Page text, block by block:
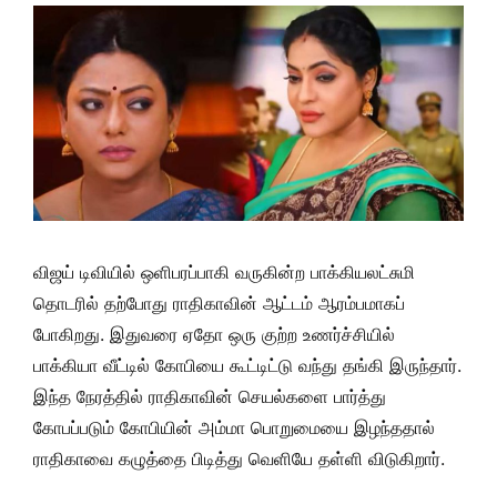
விஜய் டிவியில் ஒளிபரப்பாகி வருகின்ற பாக்கியலட்சுமி
தொடரில் தற்போது ராதிகாவின் ஆட்டம் ஆரம்பமாகப்
போகிறது. இதுவரை ஏதோ ஒரு குற்ற உணர்ச்சியில்
பாக்கியா வீட்டில் கோபியை கூட்டிட்டு வந்து தங்கி இருந்தார்.
இந்த நேரத்தில் ராதிகாவின் செயல்களை பார்த்து
கோபப்படும் கோபியின் அம்மா பொறுமையை இழந்ததால்
ராதிகாவை கழுத்தை பிடித்து வெளியே தள்ளி விடுகிறார்.